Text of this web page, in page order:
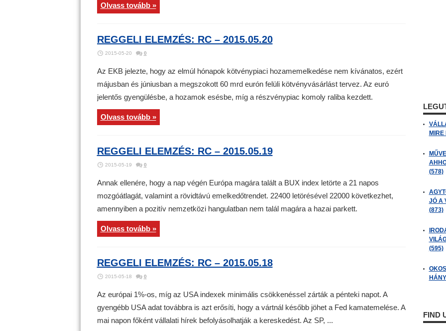
Olvass tovább »
REGGELI ELEMZÉS: RC – 2015.05.20
2015-05-20 0
Az EKB jelezte, hogy az elmúl hónapok kötvénypiaci hozamemelkedése nem kívánatos, ezért
májusban és júniusban a megszokott 60 mrd eurón felüli kötvényvásárlást tervez. Az euró
jelentős gyengülésbe, a hozamok esésbe, míg a részvénypiac komoly raliba kezdett.
Olvass tovább »
REGGELI ELEMZÉS: RC – 2015.05.19
2015-05-19 0
Annak ellenére, hogy a nap végén Európa magára talált a BUX index letörte a 21 napos
mozgóátlagát, valamint a rövidtávú emelkedőtrendet. 22400 letörésével 22000 következhet,
amennyiben a pozitív nemzetközi hangulatban nem talál magára a hazai parkett.
Olvass tovább »
REGGELI ELEMZÉS: RC – 2015.05.18
2015-05-18 0
Az európai 1%-os, míg az USA indexek minimális csökkenéssel zárták a pénteki napot. A
gyengébb USA adat továbbra is azt erősíti, hogy a vártnál később jöhet a Fed kamatemelése. A
mai napon főként vállalati hírek befolyásolhatják a kereskedést. Az SP, ...
MIRE
(578)
JÓ A
(873)
(595)
FIND